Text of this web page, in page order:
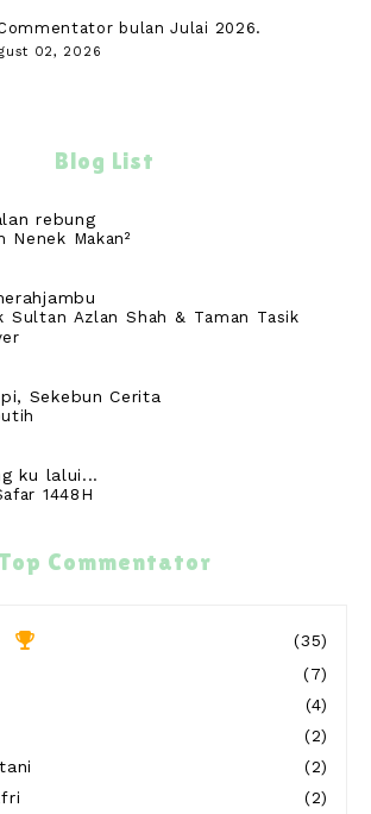
bulan Julai 2026.
02, 2026
Blog List
rebung
Nenek Makan²
Sultan Azlan Shah & Taman Tasik
Sekebun Cerita
ku lalui...
1448H
running 10km, Half dan Full
Top Commentator
(35)
(7)
(4)
(2)
(2)
(2)